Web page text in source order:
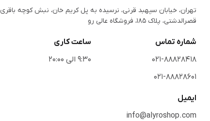
تهران، خیابان سپهبد قرنی، نرسیده به پل کریم خان، نبش کوچه باقری
قصرالدشتی،‌ پلاک 185، فروشگاه عالی رو
شماره تماس
021-88828418
021-88828601
ساعت کاری
9:30 الی 20:00
ایمیل
info@alyroshop.com